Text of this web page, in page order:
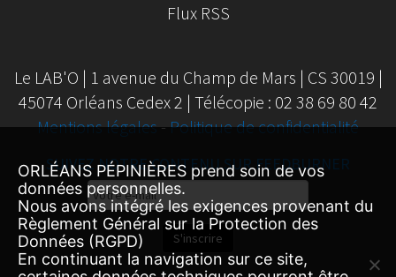
Flux RSS
Le LAB'O | 1 avenue du Champ de Mars | CS 30019 |
45074 Orléans Cedex 2 | Télécopie : 02 38 69 80 42
Mentions légales-Politique de confidentialité
SUIVEZ NOTRE CONTENU SUR FEEDBURNER
Email
Subscription
S'inscrire
ORLÉANS PÉPINIÈRES prend soin de vos
données personnelles.
Nous avons intégré les exigences provenant du
Règlement Général sur la Protection des
Données (RGPD)
En continuant la navigation sur ce site,